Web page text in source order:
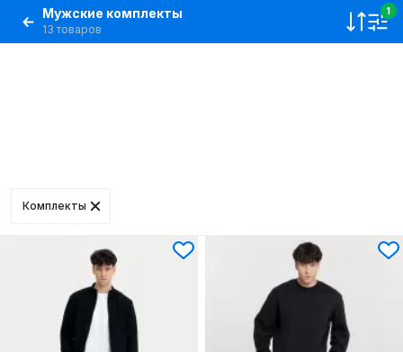
Мужские комплекты
13 товаров
1
Комплекты